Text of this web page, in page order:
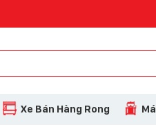
Xe Bán Hàng Rong